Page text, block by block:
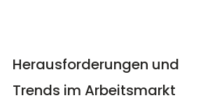
Herausforderungen und
Trends im Arbeitsmarkt